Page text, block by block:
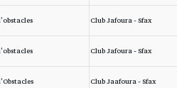
Club Jafoura - Sfax
Club Jafoura - Sfax
Club Jaafoura - Sfax